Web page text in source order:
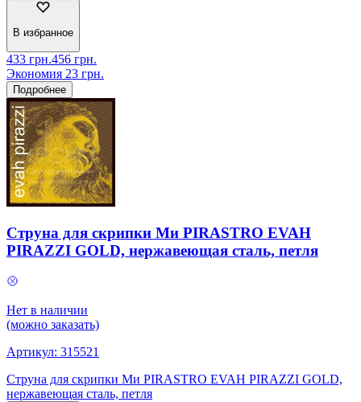
В избранное
433 грн.456 грн.
Экономия 23 грн.
Подробнее
Струна для скрипки Ми PIRASTRO EVAH
PIRAZZI GOLD, нержавеющая сталь, петля
Нет в наличии
(можно заказать)
Артикул: 315521
Струна для скрипки Ми PIRASTRO EVAH PIRAZZI GOLD,
нержавеющая сталь, петля